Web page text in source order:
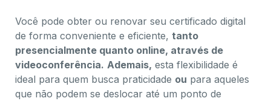
Você pode obter ou renovar seu certificado digital
de forma conveniente e eficiente, tanto
presencialmente quanto online, através de
videoconferência. Ademais, esta flexibilidade é
ideal para quem busca praticidade ou para aqueles
que não podem se deslocar até um ponto de